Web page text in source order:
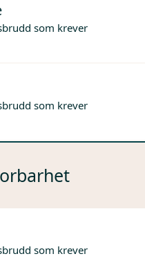
som krever
som krever
som krever